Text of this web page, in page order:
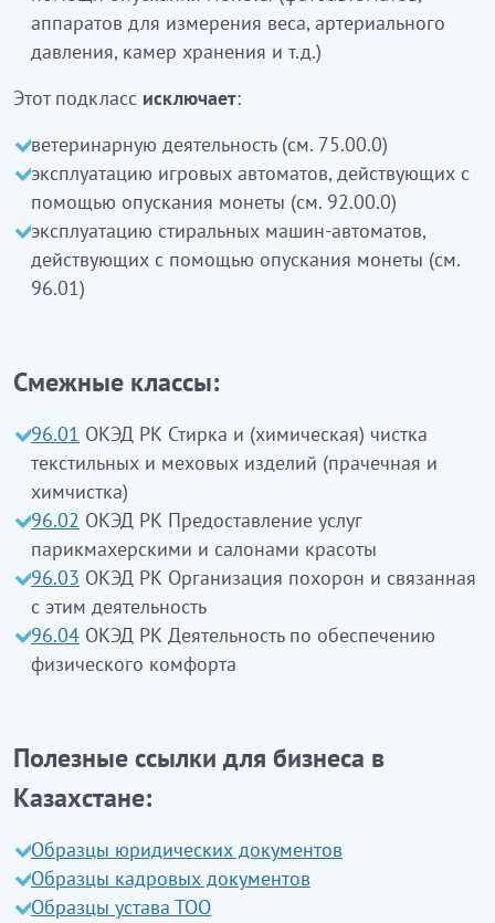
ойын автоматтарын пайдалану (92.00.0
қараңыз)
монета салудың көмегімен жұмыс істейтін кір
кірмейді( 96.01 қараңыз)
аппаратов для измерения веса, артериального
давления, камер хранения и т.д.)
Этот подкласс исключает:
ветеринарную деятельность (см. 75.00.0)
эксплуатацию игровых автоматов, действующих с
помощью опускания монеты (см. 92.00.0)
эксплуатацию стиральных машин-автоматов,
действующих с помощью опускания монеты (см.
96.01)
Смежные классы:
96.01 ОКЭД РК Стирка и (химическая) чистка
текстильных и меховых изделий (прачечная и
химчистка)
96.02 ОКЭД РК Предоставление услуг
парикмахерскими и салонами красоты
96.03 ОКЭД РК Организация похорон и связанная
с этим деятельность
96.04 ОКЭД РК Деятельность по обеспечению
физического комфорта
Полезные ссылки для бизнеса в
Казахстане:
Образцы юридических документов
Образцы кадровых документов
Образцы устава ТОО